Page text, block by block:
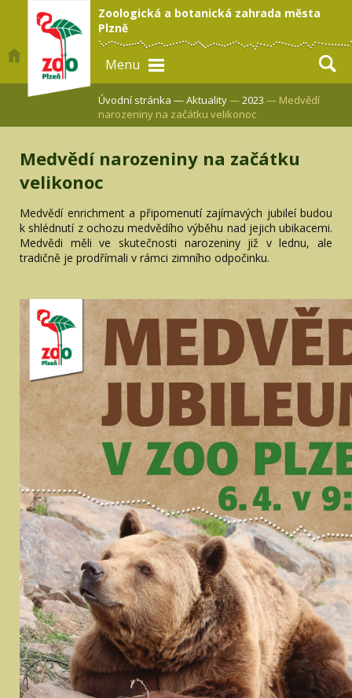
Zoologická a botanická zahrada města
Plzně
Menu
Úvodní stránka —Aktuality—2023 — Medvědí
narozeniny na začátku velikonoc
Medvědí narozeniny na začátku
velikonoc
Medvědí enrichment a připomenutí zajímavých jubileí budou
k shlédnutí z ochozu medvědího výběhu nad jejich ubikacemi.
Medvědi měli ve skutečnosti narozeniny již v lednu, ale
tradičně je prodřímali v rámci zimního odpočinku.